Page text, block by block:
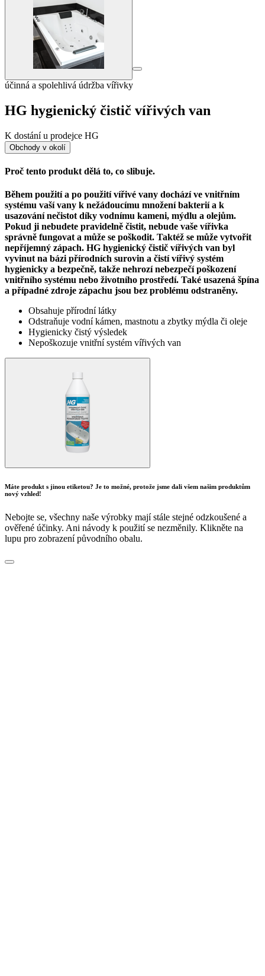
účinná a spolehlivá údržba vířivky
HG hygienický čistič vířivých van
K dostání u prodejce HG
Obchody v okolí
Proč tento produkt dělá to, co slibuje.
Během použití a po použití vířivé vany dochází ve vnitřním
systému vaší vany k nežádoucímu množení bakterií a k
usazování nečistot díky vodnímu kameni, mýdlu a olejům.
Pokud ji nebudete pravidelně čistit, nebude vaše vířivka
správně fungovat a může se poškodit. Taktéž se může vytvořit
nepříjemný zápach. HG hygienický čistič vířivých van byl
vyvinut na bázi přírodních surovin a čistí vířivý systém
hygienicky a bezpečně, takže nehrozí nebezpečí poškození
vnitřního systému nebo životního prostředí. Také usazená špína
a případné zdroje zápachu jsou bez problému odstraněny.
Obsahuje přírodní látky
Odstraňuje vodní kámen, mastnotu a zbytky mýdla či oleje
Hygienicky čistý výsledek
Nepoškozuje vnitřní systém vířivých van
Máte produkt s jinou etiketou? Je to možné, protože jsme dali všem našim produktům
nový vzhled!
Nebojte se, všechny naše výrobky mají stále stejné odzkoušené a
ověřené účinky. Ani návody k použití se nezměnily. Klikněte na
lupu pro zobrazení původního obalu.